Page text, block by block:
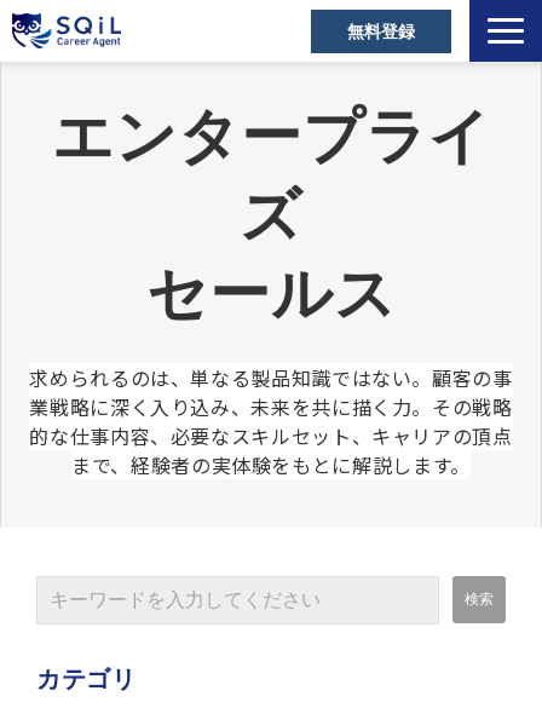
無料登録
キャリアアドバイザー
営業職の転職成功事例
ご利用者の声
セミナー・メディア
よくあるご質問
エンタープライ
ズ
セールス
求められるのは、単なる製品知識ではない。顧客の事
業戦略に深く入り込み、未来を共に描く力。その戦略
的な仕事内容、必要なスキルセット、キャリアの頂点
まで、経験者の実体験をもとに解説します。
カテゴリ